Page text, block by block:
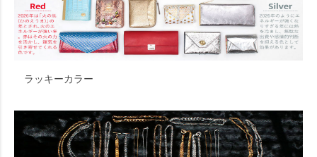
ラッキーカラー